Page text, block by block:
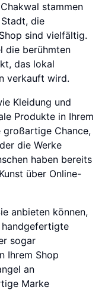
stammen
die
sind vielfältig.
die berühmten
das lokal
verkauft wird.
Kleidung und
Produkte in Ihrem
großartige Chance,
die Werke
haben bereits
über Online-
anbieten können,
handgefertigte
sogar
Ihrem Shop
an
Marke